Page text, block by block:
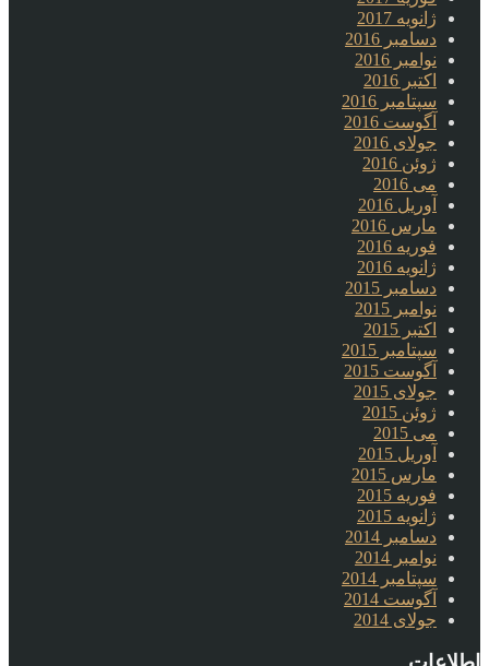
ژانویه 2017
دسامبر 2016
نوامبر 2016
اکتبر 2016
سپتامبر 2016
آگوست 2016
جولای 2016
ژوئن 2016
می 2016
آوریل 2016
مارس 2016
فوریه 2016
ژانویه 2016
دسامبر 2015
نوامبر 2015
اکتبر 2015
سپتامبر 2015
آگوست 2015
جولای 2015
ژوئن 2015
می 2015
آوریل 2015
مارس 2015
فوریه 2015
ژانویه 2015
دسامبر 2014
نوامبر 2014
سپتامبر 2014
آگوست 2014
جولای 2014